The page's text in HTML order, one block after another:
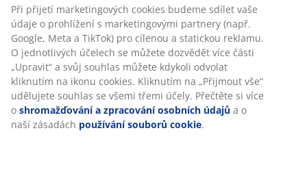
Při přijetí marketingových cookies budeme sdílet vaše
údaje o prohlížení s marketingovými partnery (např.
Google, Meta a TikTok) pro cílenou a statickou reklamu.
O jednotlivých účelech se můžete dozvědět více části
„Upravit“ a svůj souhlas můžete kdykoli odvolat
kliknutím na ikonu cookies. Kliknutím na „Přijmout vše“
udělujete souhlas se všemi třemi účely. Přečtěte si více
o shromažďování a zpracování osobních údajů a o
naší zásadách používání souborů cookie.